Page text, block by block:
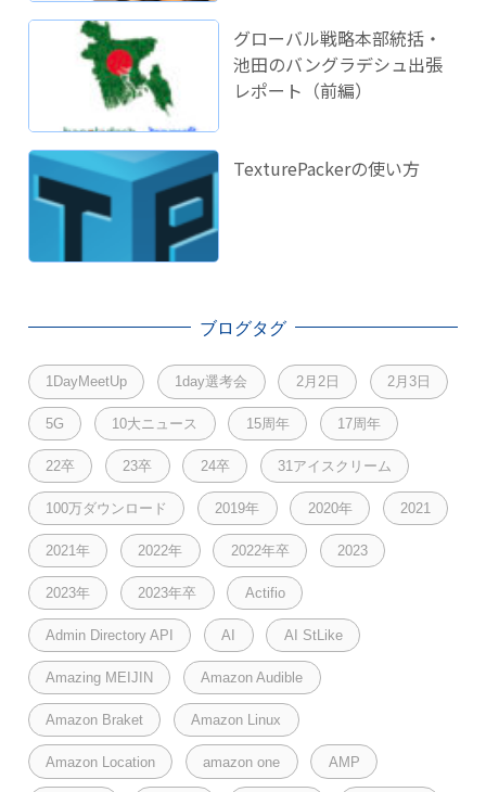
ました！
グローバル戦略本部統括・
池田のバングラデシュ出張
レポート（前編）
TexturePackerの使い方
ブログタグ
1DayMeetUp 1day選考会 2月2日 2月3日
5G 10大ニュース 15周年 17周年
22卒 23卒 24卒 31アイスクリーム
100万ダウンロード 2019年 2020年 2021
2021年 2022年 2022年卒 2023
2023年 2023年卒 Actifio
Admin Directory API AI AI StLike
Amazing MEIJIN Amazon Audible
Amazon Braket Amazon Linux
Amazon Location amazon one AMP